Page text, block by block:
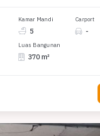
Kamar Mandi
5
Carport
-
Luas Bangunan
370 m²